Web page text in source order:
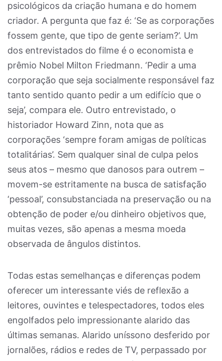
psicológicos da criação humana e do homem
criador. A pergunta que faz é: ‘Se as corporações
fossem gente, que tipo de gente seriam?’. Um
dos entrevistados do filme é o economista e
prêmio Nobel Milton Friedmann. ‘Pedir a uma
corporação que seja socialmente responsável faz
tanto sentido quanto pedir a um edifício que o
seja’, compara ele. Outro entrevistado, o
historiador Howard Zinn, nota que as
corporações ‘sempre foram amigas de políticas
totalitárias’. Sem qualquer sinal de culpa pelos
seus atos – mesmo que danosos para outrem –
movem-se estritamente na busca de satisfação
‘pessoal’, consubstanciada na preservação ou na
obtenção de poder e/ou dinheiro objetivos que,
muitas vezes, são apenas a mesma moeda
observada de ângulos distintos.
Todas estas semelhanças e diferenças podem
oferecer um interessante viés de reflexão a
leitores, ouvintes e telespectadores, todos eles
engolfados pelo impressionante alarido das
últimas semanas. Alarido uníssono desferido por
jornalões, rádios e redes de TV, perpassado por